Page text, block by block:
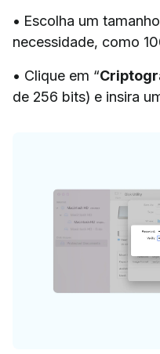
• Escolha um
necessidade, como
• Clique em “
de 256 bits) e insira